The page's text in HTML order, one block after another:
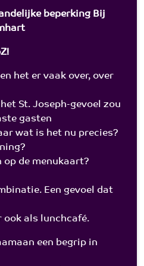
beperking Bij
het er vaak over, over
St. Joseph-gevoel zou
gasten
wat is het nu precies?
op de menukaart?
Een gevoel dat
als lunchcafé.
een begrip in